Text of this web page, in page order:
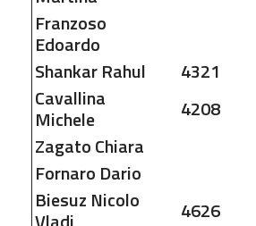
Franzoso
Edoardo
ShankarRahul 4321
Cavallina
Michele 4208
ZagatoChiara
Fornaro Dario
Biesuz Nicolo 4626